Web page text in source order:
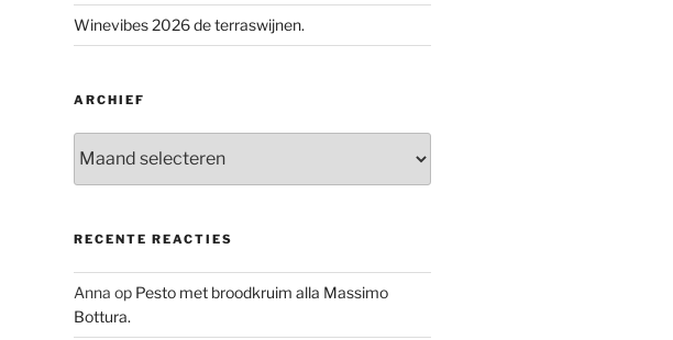
Winevibes 2026 de terraswijnen.
ARCHIEF
RECENTE REACTIES
Anna op Pesto met broodkruim alla Massimo
Bottura.